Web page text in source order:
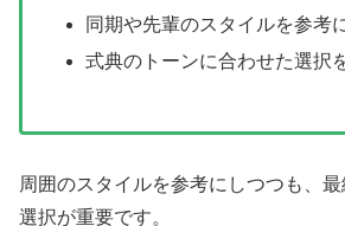
同期や先輩のスタイルを参考
式典のトーンに合わせた選択
周囲のスタイルを参考にしつつも、
選択が重要です。